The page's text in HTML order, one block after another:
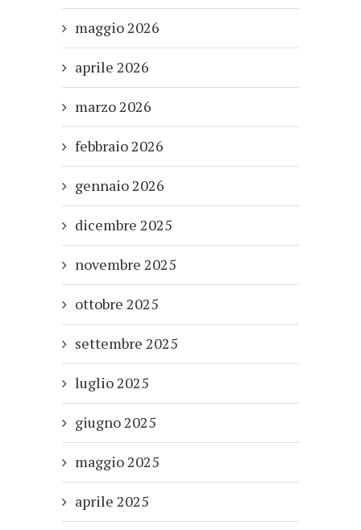
maggio 2026
aprile 2026
marzo 2026
febbraio 2026
gennaio 2026
dicembre 2025
novembre 2025
ottobre 2025
settembre 2025
luglio 2025
giugno 2025
maggio 2025
aprile 2025